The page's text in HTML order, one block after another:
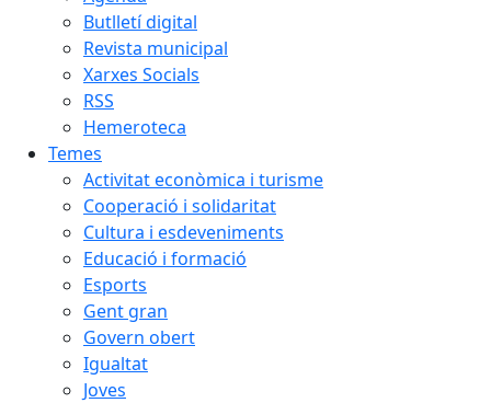
Butlletí digital
Revista municipal
Xarxes Socials
RSS
Hemeroteca
Temes
Activitat econòmica i turisme
Cooperació i solidaritat
Cultura i esdeveniments
Educació i formació
Esports
Gent gran
Govern obert
Igualtat
Joves